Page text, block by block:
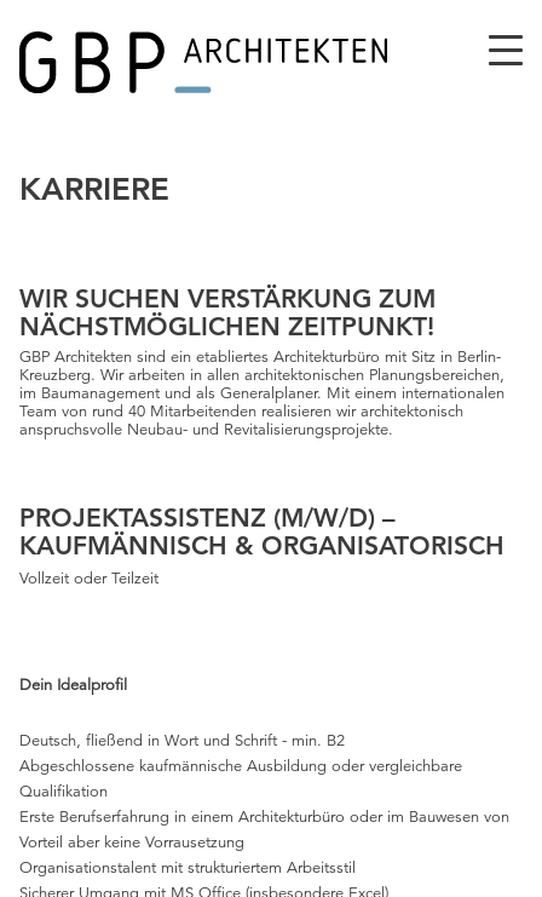
KARRIERE
WIR SUCHEN VERSTÄRKUNG ZUM
NÄCHSTMÖGLICHEN ZEITPUNKT!
GBP Architekten sind ein etabliertes Architekturbüro mit Sitz in Berlin-
Kreuzberg. Wir arbeiten in allen architektonischen Planungsbereichen,
im Baumanagement und als Generalplaner. Mit einem internationalen
Team von rund 40 Mitarbeitenden realisieren wir architektonisch
anspruchsvolle Neubau- und Revitalisierungsprojekte.
PROJEKTASSISTENZ (M/W/D) –
KAUFMÄNNISCH & ORGANISATORISCH
Vollzeit oder Teilzeit
Dein Idealprofil
Deutsch, fließend in Wort und Schrift - min. B2
Abgeschlossene kaufmännische Ausbildung oder vergleichbare
Qualifikation
Erste Berufserfahrung in einem Architekturbüro oder im Bauwesen von
Vorteil aber keine Vorrausetzung
Organisationstalent mit strukturiertem Arbeitsstil
Sicherer Umgang mit MS Office (insbesondere Excel)